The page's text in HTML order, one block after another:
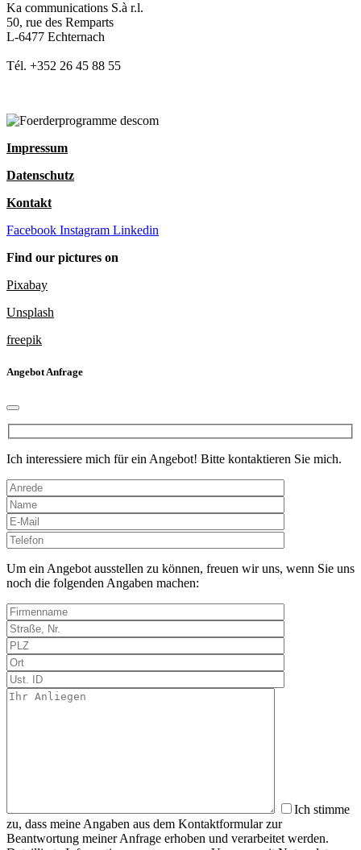
Ka communications S.à r.l.
50, rue des Remparts
L-6477 Echternach
Tél. +352 26 45 88 55
Impressum
Datenschutz
Kontakt
Facebook Instagram Linkedin
Find our pictures on
Pixabay
Unsplash
freepik
Angebot Anfrage
Ich interessiere mich für ein Angebot! Bitte kontaktieren Sie mich.
Bitte
lasse
dieses
Feld
Um ein Angebot ausstellen zu können, freuen wir uns, wenn Sie uns
noch die folgenden Angaben machen:
Ich stimme
zu, dass meine Angaben aus dem Kontaktformular zur
Beantwortung meiner Anfrage erhoben und verarbeitet werden.